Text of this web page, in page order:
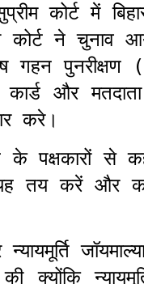
a
i
l
l
e
g
r
a
m
कोर्ट में
कोर्ट ने चुनाव
गहन पुनरीक्षण
और मतदाता
करे।
के पक्षकारों
तय करें और कल
न्यायमूर्ति
क्योंकि